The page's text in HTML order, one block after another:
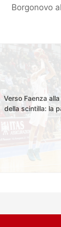
Borgonovo
Verso Faenza
della scintilla: la